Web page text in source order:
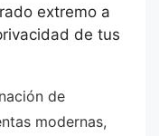
extremo a
de tus
de
modernas,